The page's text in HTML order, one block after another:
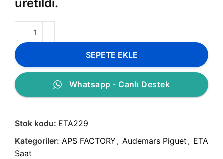
üretildi.
SEPETE EKLE
Whatsapp - Canlı Destek
Stok kodu: ETA229
Kategoriler: APS FACTORY , Audemars Piguet , ETA
Saat